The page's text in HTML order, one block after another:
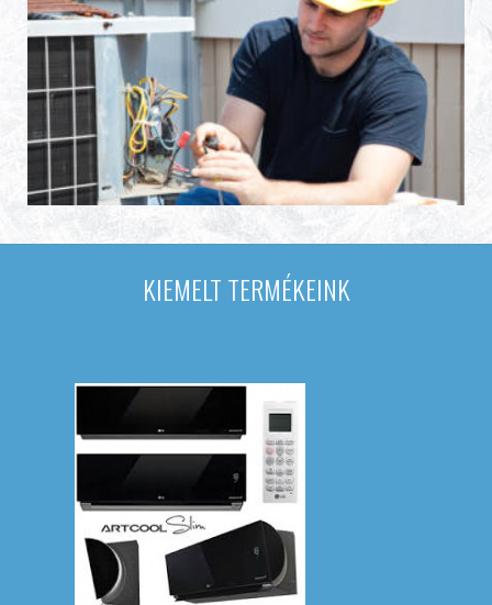
KIEMELT TERMÉKEINK